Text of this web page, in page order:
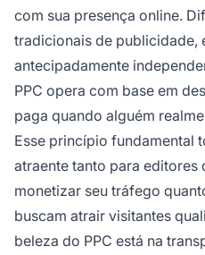
com sua presença online.
tradicionais de publicidade,
antecipadamente
PPC opera com base em
paga quando alguém
Esse princípio fundamental
atraente tanto para editores
monetizar seu tráfego
buscam atrair visitantes
beleza do PPC está na